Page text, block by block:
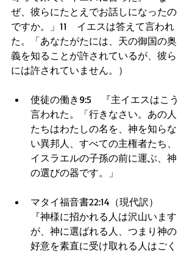
ぜ、彼らにたとえでお話しになったの
ですか。」11　イエスは答えて言われ
た。「あなたがたには、天の御国の奥
義を知ることが許されているが、彼ら
には許されていません。）
使徒の働き9:5　『主イエスはこう
言われた。「行きなさい。あの人
たちはわたしの名を、神を知らな
い異邦人、すべての主権者たち、
イスラエルの子孫の前に運ぶ、神
の選びの器です。」
マタイ福音書22:14（現代訳）
『神様に招かれる人は沢山います
が、神に選ばれる人、つまり神の
好意を素直に受け取れる人はごく